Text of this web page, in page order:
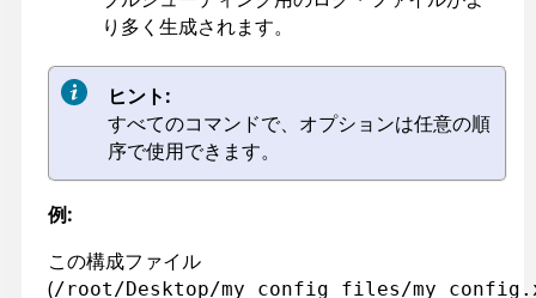
り多く生成されます。
ヒント:
すべてのコマンドで、オプションは任意の順
序で使用できます。
例:
この構成ファイル
(/root/Desktop/my_config_files/